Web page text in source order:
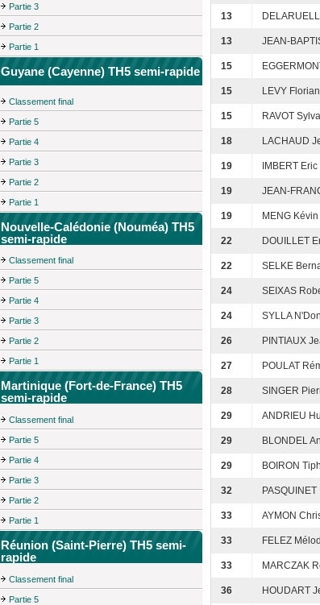
Partie 3
Partie 2
Partie 1
Guyane (Cayenne) TH5 semi-rapide
Classement final
Partie 5
Partie 4
Partie 3
Partie 2
Partie 1
Nouvelle-Calédonie (Nouméa) TH5
semi-rapide
Classement final
Partie 5
Partie 4
Partie 3
Partie 2
Partie 1
Martinique (Fort-de-France) TH5
semi-rapide
Classement final
Partie 5
Partie 4
Partie 3
Partie 2
Partie 1
Réunion (Saint-Pierre) TH5 semi-
rapide
Classement final
Partie 5
13
13 JEAN-
15
15 LEVY Florian
15 RAVOT
18 LACHAUD
19 IMBERT Eric
19 JEAN-
19 MENG Kévin
22 DOUILLET
22 SELKE
24 SEIXAS
24 SYLLA
26 PINTIAUX
27 POULAT
28 SINGER
29 ANDRIEU
29 BLONDEL
29 BOIRON
32 PASQUINET
33 AYMON
33 FELEZ
33 MARCZAK
36 HOUDART